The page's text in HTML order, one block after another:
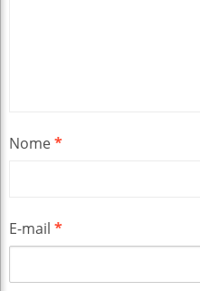
Nome*
E-mail *